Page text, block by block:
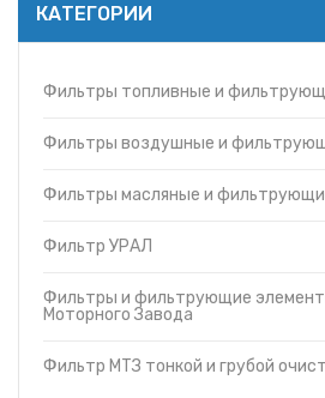
Фильтры
Гидромоторы
Насосы
Вкладыши
О компании
Доставка
Фильтры и фильтрующие элементы
Фильтры и фильтрующие элементы
Фильтры и фильтрующие элементы
Фильтры и фильтрующие элементы ГАЗ
Фильтры и фильтрующие элементы
КАТЕГОРИИ
Фильтры топливные и
Фильтры воздушные и
Фильтры масляные и
Фильтр УРАЛ
Фильтры и фильтрующие
Моторного Завода
Фильтр МТЗ тонкой и грубой